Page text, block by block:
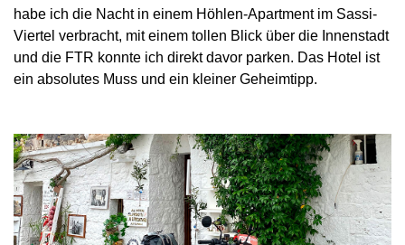
habe ich die Nacht in einem Höhlen-Apartment im Sassi-
Viertel verbracht, mit einem tollen Blick über die Innenstadt
und die FTR konnte ich direkt davor parken. Das Hotel ist
ein absolutes Muss und ein kleiner Geheimtipp.